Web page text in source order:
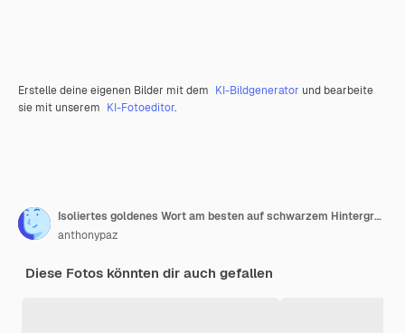
Erstelle deine eigenen Bilder mit dem KI-Bildgenerator und bearbeite
sie mit unserem KI-Fotoeditor.
Isoliertes goldenes Wort am besten auf schwarzem Hintergrund 3D-Darstellung
anthonypaz
Diese Fotos könnten dir auch gefallen